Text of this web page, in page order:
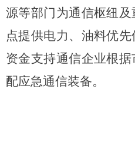
源等部门为通信枢纽
点提供电力、油料优
资金支持通信企业根
配应急通信装备。